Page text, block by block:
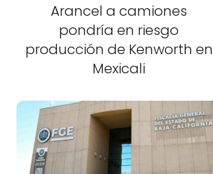
Arancel a camiones
pondría en riesgo
producción de Kenworth en
Mexicali